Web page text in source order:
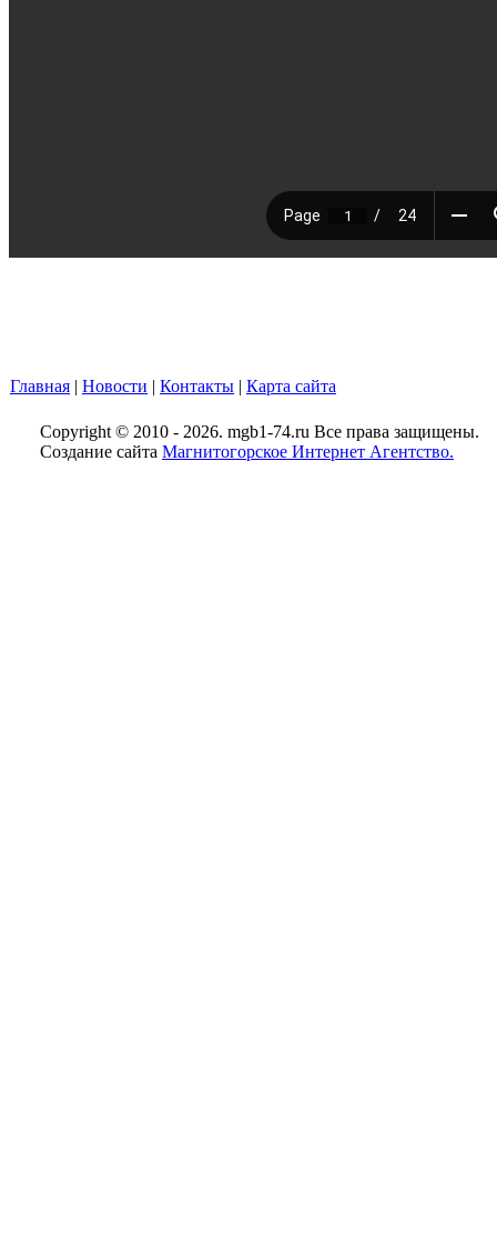
Главная | Новости | Контакты | Карта сайта
Copyright © 2010 - 2026. mgb1-74.ru Все права защищены.
Создание сайта Магнитогорское Интернет Агентство.